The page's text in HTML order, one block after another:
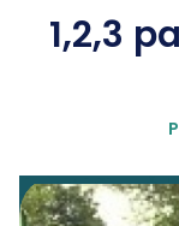
1,2,3